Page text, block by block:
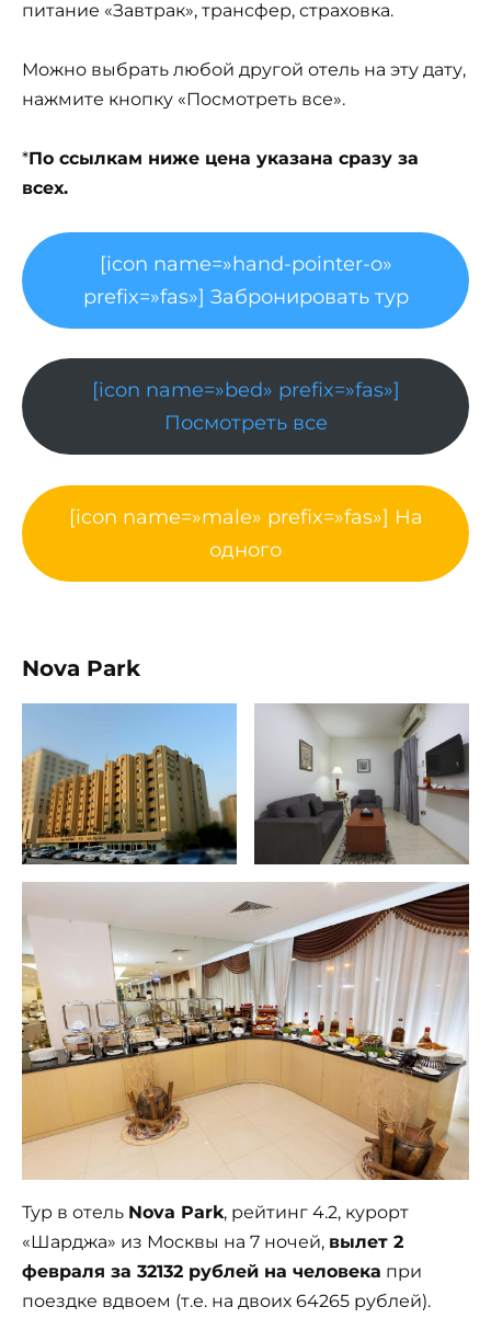
питание «Завтрак», трансфер, страховка.
Можно выбрать любой другой отель на эту дату,
нажмите кнопку «Посмотреть все».
*По ссылкам ниже цена указана сразу за
всех.
[icon name=»hand-pointer-o»
prefix=»fas»] Забронировать тур
[icon name=»bed» prefix=»fas»]
Посмотреть все
[icon name=»male» prefix=»fas»] На
одного
Nova Park
Тур в отель Nova Park, рейтинг 4.2, курорт
«Шарджа» из Москвы на 7 ночей, вылет 2
февраля за 32132 рублей на человека при
поездке вдвоем (т.е. на двоих 64265 рублей).